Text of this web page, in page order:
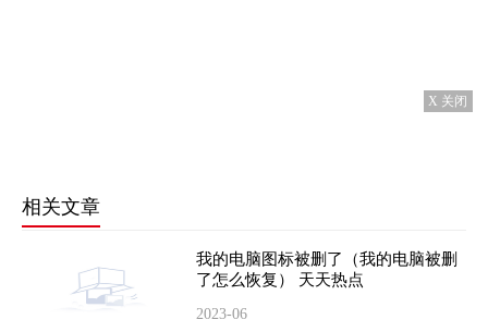
X 关闭
相关文章
我的电脑图标被删了（我的电脑被删
了怎么恢复） 天天热点
2023-06